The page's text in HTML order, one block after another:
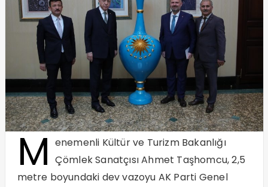
M enemenli Kültür ve Turizm Bakanlığı
Çömlek Sanatçısı Ahmet Taşhomcu, 2,5
metre boyundaki dev vazoyu AK Parti Genel